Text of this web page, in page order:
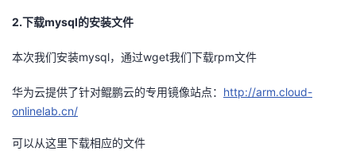
2.下载mysql的安装文件
本次我们安装mysql，通过wget我们下载rpm文件
华为云提供了针对鲲鹏云的专用镜像站点： http://arm.cloud-
onlinelab.cn/
可以从这里下载相应的文件